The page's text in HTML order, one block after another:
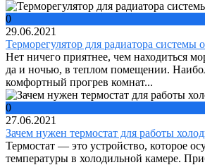
0
29.06.2021
Терморегулятор для радиатора системы
Нет ничего приятнее, чем находиться
да и ночью, в теплом помещении.
комфортный прогрев комнат...
0
27.06.2021
Зачем нужен термостат для работы
Термостат — это устройство, которое
температуры в холодильной камере.